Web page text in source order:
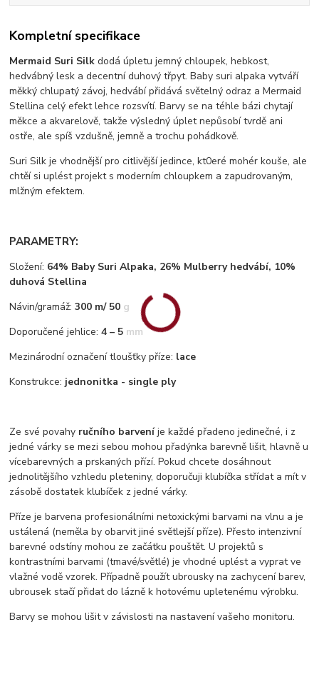
Kompletní specifikace
Mermaid Suri Silk dodá úpletu jemný chloupek, hebkost,
hedvábný lesk a decentní duhový třpyt. Baby suri alpaka vytváří
měkký chlupatý závoj, hedvábí přidává světelný odraz a Mermaid
Stellina celý efekt lehce rozsvítí. Barvy se na téhle bázi chytají
měkce a akvarelově, takže výsledný úplet nepůsobí tvrdě ani
ostře, ale spíš vzdušně, jemně a trochu pohádkově.
Suri Silk je vhodnější pro citlivější jedince, kt0eré mohér kouše, ale
chtěí si uplést projekt s moderním chloupkem a zapudrovaným,
mlžným efektem.
PARAMETRY:
Složení: 64% Baby Suri Alpaka, 26% Mulberry hedvábí, 10%
duhová Stellina
Návin/gramáž:300 m/ 50 g
Doporučené jehlice:4 – 5 mm
Mezinárodní označení tloušťky příze: lace
Konstrukce: jednonitka - single ply
Ze své povahy ručního barveníje každé přadeno jedinečné, i z
jedné várky se mezi sebou mohou přadýnka barevně lišit, hlavně u
vícebarevných a prskaných přízí. Pokud chcete dosáhnout
jednolitějšího vzhledu pleteniny, doporučuji klubíčka střídat a mít v
zásobě dostatek klubíček z jedné várky.
Příze je barvena profesionálními netoxickými barvami na vlnu a je
ustálená (neměla by obarvit jiné světlejší příze). Přesto intenzivní
barevné odstíny mohou ze začátku pouštět. U projektů s
kontrastními barvami (tmavé/světlé) je vhodné uplést a vyprat ve
vlažné vodě vzorek. Případně použít ubrousky na zachycení barev,
ubrousek stačí přidat do lázně k hotovému upletenému výrobku.
Barvy se mohou lišit v závislosti na nastavení vašeho monitoru.